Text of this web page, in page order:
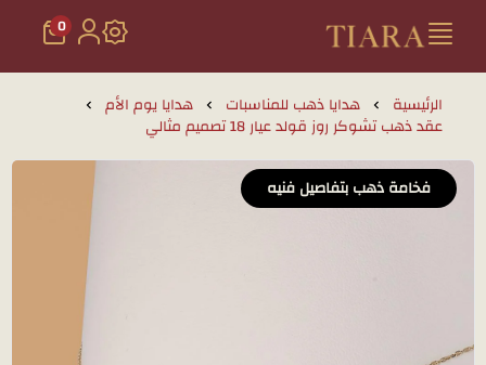
تيارا للذهب والمجوهرات
0
الرئيسية هدايا ذهب للمناسبات هدايا يوم الأم
عقد ذهب تشوكر روز قولد عيار 18 تصميم مثالي
فخامة ذهب بتفاصيل فنيه